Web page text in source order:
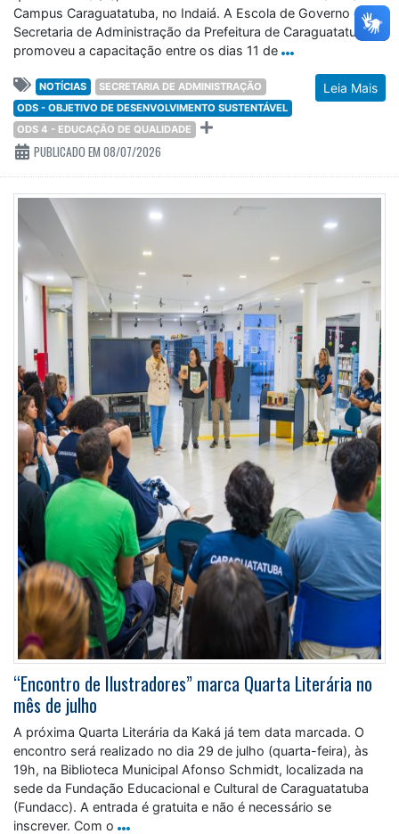
Campus Caraguatatuba, no Indaiá. A Escola de Governo da
Secretaria de Administração da Prefeitura de Caraguatatuba
promoveu a capacitação entre os dias 11 de
Leia Mais
NOTÍCIAS
SECRETARIA DE ADMINISTRAÇÃO
ODS - OBJETIVO DE DESENVOLVIMENTO SUSTENTÁVEL
ODS 4 - EDUCAÇÃO DE QUALIDADE
PUBLICADO EM 08/07/2026
“Encontro de Ilustradores” marca Quarta Literária no
mês de julho
A próxima Quarta Literária da Kaká já tem data marcada. O
encontro será realizado no dia 29 de julho (quarta-feira), às
19h, na Biblioteca Municipal Afonso Schmidt, localizada na
sede da Fundação Educacional e Cultural de Caraguatatuba
(Fundacc). A entrada é gratuita e não é necessário se
inscrever. Com o